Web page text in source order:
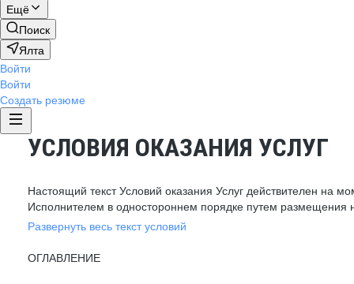
Ещё
Поиск
Ялта
Войти
Войти
Создать резюме
УСЛОВИЯ ОКАЗАНИЯ УСЛУГ
Настоящий текст Условий оказания Услуг действителен на
Исполнителем в одностороннем порядке путем размещения
Развернуть весь текст условий
ОГЛАВЛЕНИЕ